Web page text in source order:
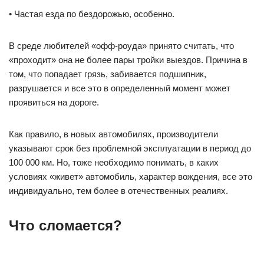
• Частая езда по бездорожью, особенно.
В среде любителей «офф-роуда» принято считать, что
«проходит» она не более пары тройки выездов. Причина в
том, что попадает грязь, забивается подшипник,
разрушается и все это в определенный момент может
проявиться на дороге.
Как правило, в новых автомобилях, производители
указывают срок без проблемной эксплуатации в период до
100 000 км. Но, тоже необходимо понимать, в каких
условиях «живет» автомобиль, характер вождения, все это
индивидуально, тем более в отечественных реалиях.
Что сломается?